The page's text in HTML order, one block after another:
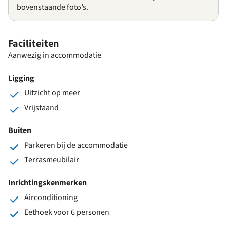
bovenstaande foto’s.
Faciliteiten
Aanwezig in accommodatie
Ligging
Uitzicht op meer
Vrijstaand
Buiten
Parkeren bij de accommodatie
Terrasmeubilair
Inrichtingskenmerken
Airconditioning
Eethoek voor 6 personen